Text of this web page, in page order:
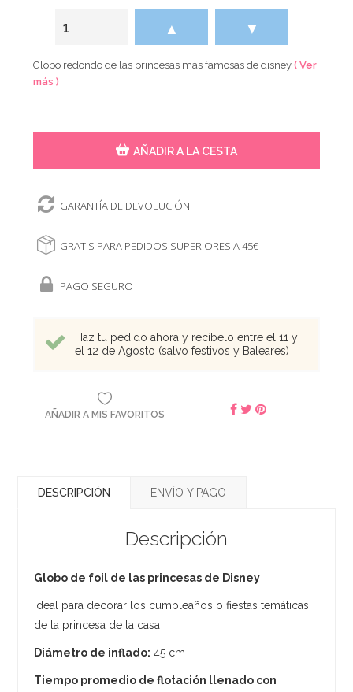
▲ ▼
Globo redondo de las princesas más famosas de disney( Ver
más )
AÑADIR A LA CESTA
GARANTÍA DE DEVOLUCIÓN
GRATIS PARA PEDIDOS SUPERIORES A 45€
PAGO SEGURO
Haz tu pedido ahora y recíbelo entre el 11 y
el 12 de Agosto (salvo festivos y Baleares)
AÑADIR A MIS FAVORITOS
DESCRIPCIÓN ENVÍO Y PAGO
Descripción
Globo de foil de las princesas de Disney
Ideal para decorar los cumpleaños o fiestas temáticas
de la princesa de la casa
Diámetro de inflado: 45 cm
Tiempo promedio de flotación llenado con